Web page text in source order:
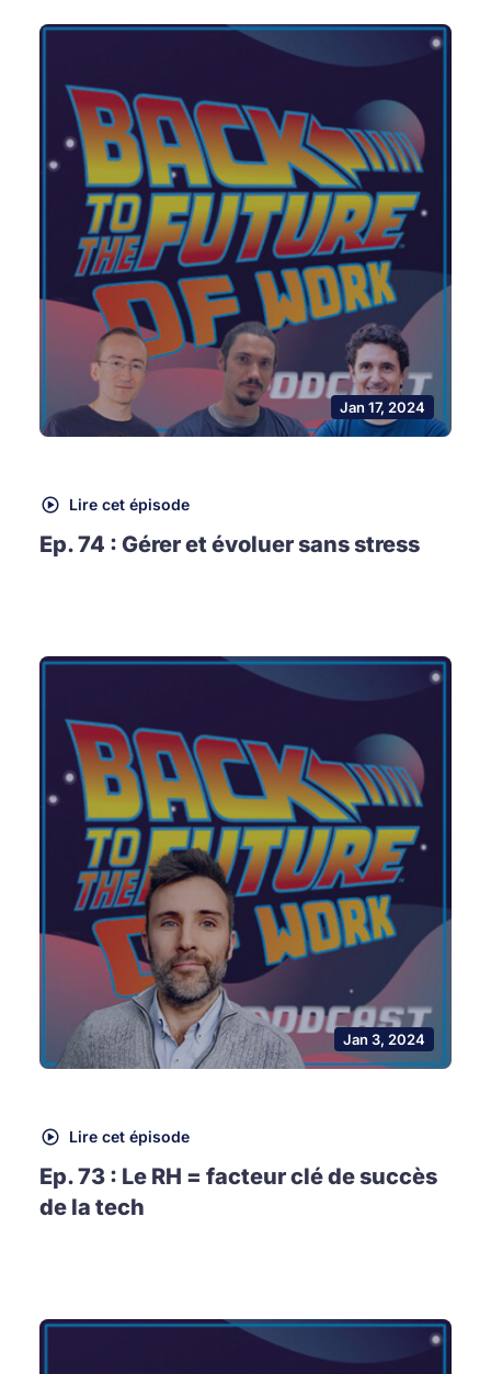
Jan 17, 2024
Lire cet épisode
Ep. 74 : Gérer et évoluer sans stress
Jan 3, 2024
Lire cet épisode
Ep. 73 : Le RH = facteur clé de succès
de la tech